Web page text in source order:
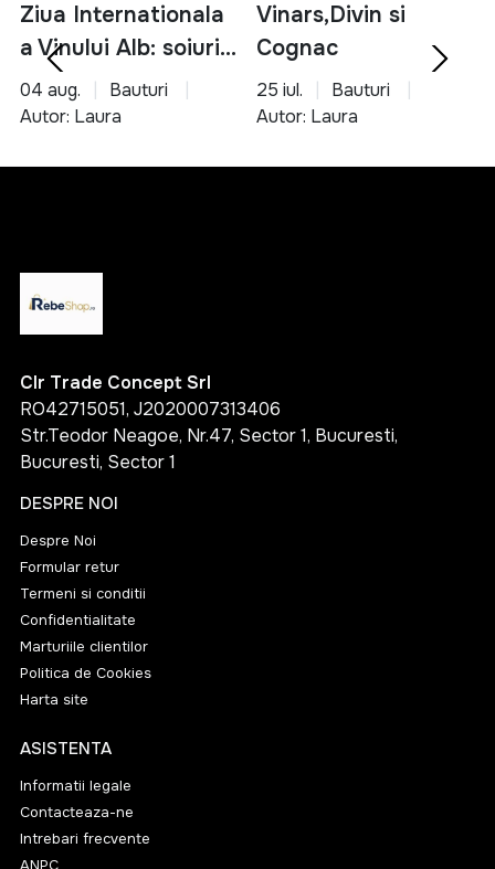
Ziua Internationala
a Vinului Alb: soiuri,
servire si asocieri
culinare
04 aug.
Bauturi
Autor: Laura
Vinars,Divin si
Cognac
25 iul.
Bauturi
Autor: Laura
Clr Trade Concept Srl
RO42715051, J2020007313406
Str.Teodor Neagoe, Nr.47, Sector 1, Bucuresti,
Bucuresti, Sector 1
DESPRE NOI
Despre Noi
Formular retur
Termeni si conditii
Confidentialitate
Marturiile clientilor
Politica de Cookies
Harta site
ASISTENTA
Informatii legale
Contacteaza-ne
Intrebari frecvente